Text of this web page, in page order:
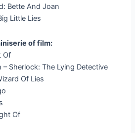
Bette And Joan
Little Lies
of film:
Of
Sherlock: The Lying Detective
Of Lies
Of